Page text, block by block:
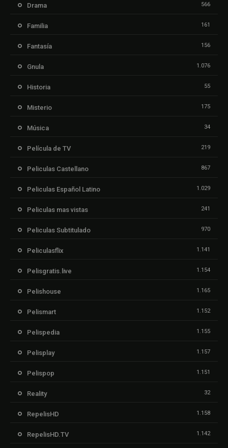
Drama 566
Familia 161
Fantasía 156
Gnula 1.076
Historia 55
Misterio 175
Música 34
Película de TV 219
Peliculas Castellano 867
Peliculas Español Latino 1.029
Peliculas mas vistas 241
Peliculas Subtitulado 970
Peliculasflix 1.141
Pelisgratis.live 1.154
Pelishouse 1.165
Pelismart 1.152
Pelispedia 1.155
Pelisplay 1.157
Pelispop 1.151
Reality 32
RepelisHD 1.158
RepelisHD.TV 1.142